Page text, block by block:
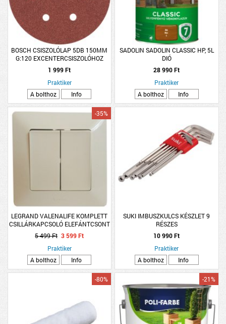
BOSCH CSISZOLÓLAP 5DB 150MM
G:120 EXCENTERCSISZOLÓHOZ
1 999 Ft
Praktiker
A bolthoz
Info
SADOLIN SADOLIN CLASSIC HP, 5L
DIÓ
28 990 Ft
Praktiker
A bolthoz
Info
LEGRAND VALENALIFE KOMPLETT
CSILLÁRKAPCSOLÓ ELEFÁNTCSONT
-35%
5 499 Ft 3 599 Ft
Praktiker
A bolthoz
Info
SUKI IMBUSZKULCS KÉSZLET 9
RÉSZES
10 990 Ft
Praktiker
A bolthoz
Info
-80% -21%